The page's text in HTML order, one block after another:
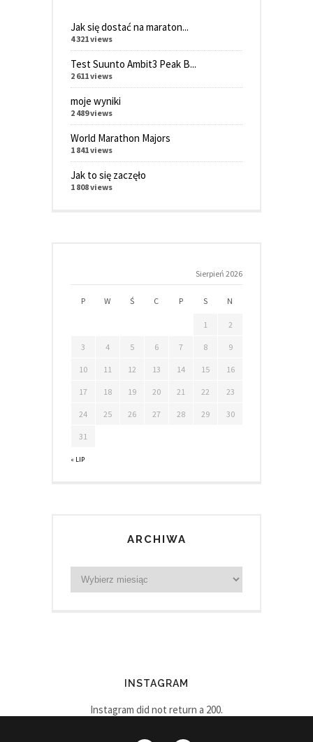
Jak się dostać na maraton...
4 321 views
Test Suunto Ambit3 Peak B...
2 611 views
moje wyniki
2 489 views
World Marathon Majors
1 841 views
Jak to się zaczęło
1 808 views
Sierpień 2026
P W Ś C P S N
« LIP
1 2
3 4 5 6 7 8 9
10 11 12 13 14 15 16
17 18 19 20 21 22 23
24 25 26 27 28 29 30
31
ARCHIWA
INSTAGRAM
Instagram did not return a 200.